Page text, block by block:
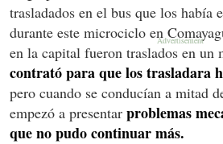
trasladados en el bus que los había
durante este microciclo en
en la capital fueron traslados en un
contrató para que los trasladara
pero cuando se conducían a mitad
empezó a presentar problemas
que no pudo continuar más.